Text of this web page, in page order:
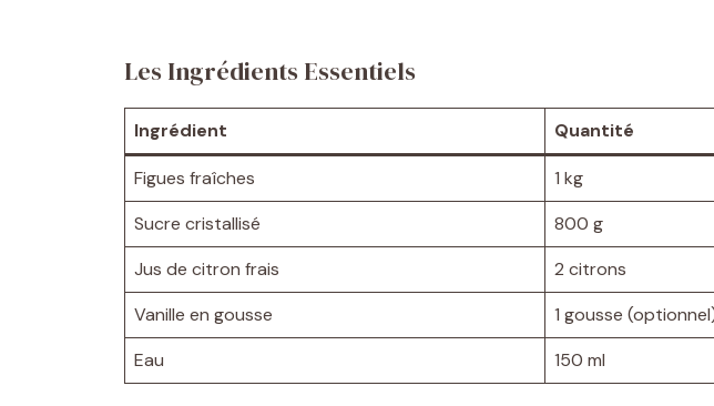
Les Ingrédients Essentiels
Ingrédient Quantité
Figues fraîches
1 kg
Sucre cristallisé
800 g
Jus de citron frais
2 citrons
Vanille en gousse
1 gousse
Eau
150 ml